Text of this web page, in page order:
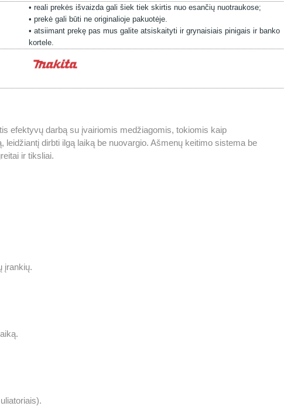
• reali prekės išvaizda gali šiek tiek skirtis nuo esančių nuotraukose;
• prekė gali būti ne originalioje pakuotėje.
• atsiimant prekę pas mus galite atsiskaityti ir grynaisiais pinigais ir banko
kortele.
efektyvų darbą su įvairiomis medžiagomis, tokiomis kaip
dirbti ilgą laiką be nuovargio. Ašmenų keitimo sistema be
ir tiksliai.
įrankių.